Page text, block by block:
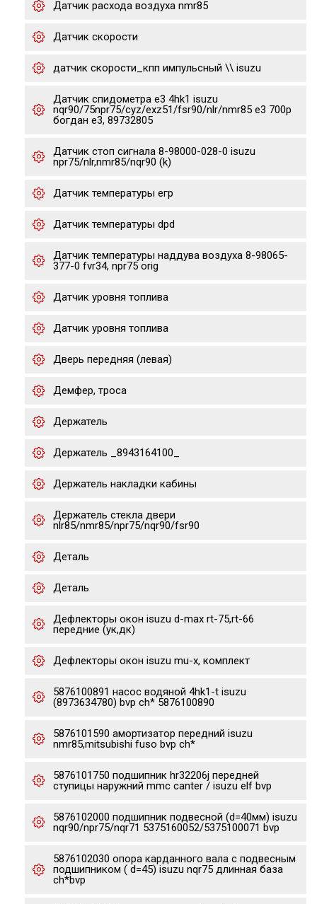
Датчик расхода воздуха nmr85
Датчик скорости
датчик скорости_кпп импульсный \\ isuzu
Датчик спидометра е3 4hk1 isuzu
nqr90/75npr75/cyz/exz51/fsr90/nlr/nmr85 e3 700p
богдан е3, 89732805
Датчик стоп сигнала 8-98000-028-0 isuzu
npr75/nlr,nmr85/nqr90 (k)
Датчик температуры егр
Датчик температуры dpd
Датчик температуры наддува воздуха 8-98065-
377-0 fvr34, npr75 orig
Датчик уровня топлива
Датчик уровня топлива
Дверь передняя (левая)
Демфер, троса
Держатель
Держатель _8943164100_
Держатель накладки кабины
Держатель стекла двери
nlr85/nmr85/npr75/nqr90/fsr90
Деталь
Деталь
Дефлекторы окон isuzu d-max rt-75,rt-66
передние (ук,дк)
Дефлекторы окон isuzu mu-x, комплект
5876100891 насос водяной 4hk1-t isuzu
(8973634780) bvp ch* 5876100890
5876101590 амортизатор передний isuzu
nmr85,mitsubishi fuso bvp ch*
5876101750 подшипник hr32206j передней
ступицы наружний mmc canter / isuzu elf bvp
5876102000 подшипник подвесной (d=40мм) isuzu
nqr90/npr75/nqr71 5375160052/5375100071 bvp
5876102030 опора карданного вала с подвесным
подшипником ( d=45) isuzu nqr75 длинная база
ch*bvp